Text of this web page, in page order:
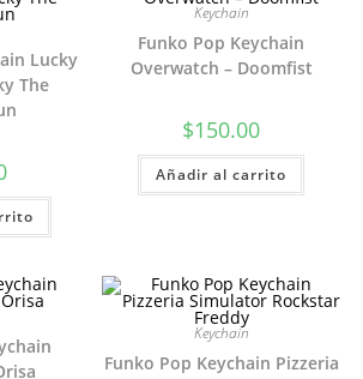
Lucky
The
Keychain
Funko Pop Keychain
Overwatch – Doomfist
$150.00
Añadir al carrito
Keychain
Funko Pop Keychain Pizzeria